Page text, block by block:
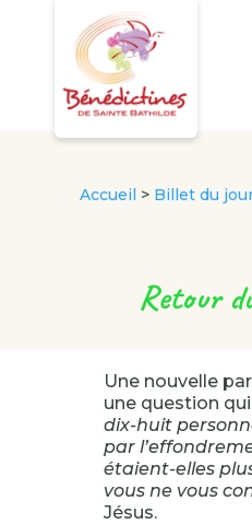
Accueil > Billet du
Retour
Une nouvelle
une question
dix-huit
par
étaient-elles
vous ne vous
Jésus.